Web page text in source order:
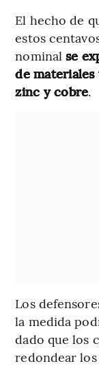
El hecho de
estos
nominalse
de
zinc y cobre.
Los
la medida
dado que los
redondear